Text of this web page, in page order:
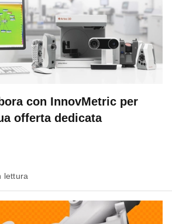
con InnovMetric per
offerta dedicata
lettura